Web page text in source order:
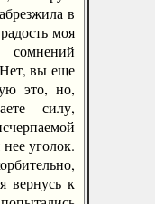
в
моя
Нет, вы еще
это, но,
силу,
уголок.
вернусь к